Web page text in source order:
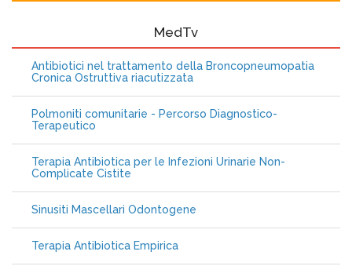
MedTv
Antibiotici nel trattamento della Broncopneumopatia
Cronica Ostruttiva riacutizzata
Polmoniti comunitarie - Percorso Diagnostico-
Terapeutico
Terapia Antibiotica per le Infezioni Urinarie Non-
Complicate Cistite
Sinusiti Mascellari Odontogene
Terapia Antibiotica Empirica